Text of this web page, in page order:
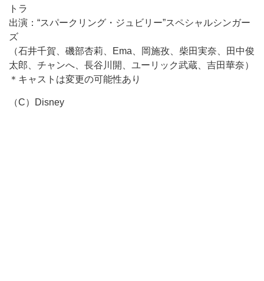
トラ
出演：“スパークリング・ジュビリー”スペシャルシンガー
ズ
（石井千賀、磯部杏莉、Ema、岡施孜、柴田実奈、田中俊
太郎、チャンへ、長谷川開、ユーリック武蔵、吉田華奈）
＊キャストは変更の可能性あり
（C）Disney